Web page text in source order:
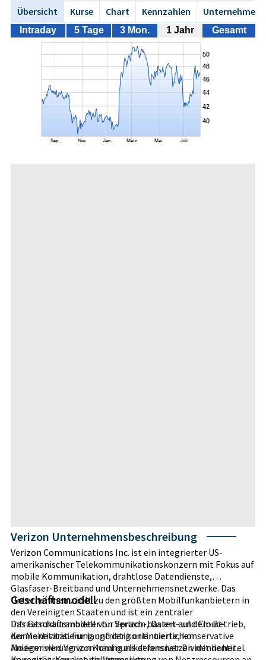
Übersicht Kurse Chart Kennzahlen Unternehmen
Intraday 5 Tage 3 Mon. 1 Jahr Gesamt
Verizon Unternehmensbeschreibung
Verizon Communications Inc. ist ein integrierter US-
amerikanischer Telekommunikationskonzern mit Fokus auf
mobile Kommunikation, drahtlose Datendienste,
Glasfaser-Breitband und Unternehmensnetzwerke. Das
Unternehmen zählt zu den größten Mobilfunkanbietern in
den Vereinigten Staaten und ist ein zentraler
Infrastrukturanbieter für Sprach-, Daten- und Cloud-
Konnektivität. Für langfristig orientierte, konservative
Anleger wird Verizon häufig als defensiver Dividendentitel
Geschäftsmodell
Das Geschäftsmodell von Verizon basiert auf dem Betrieb,
der Monetarisierung und der kontinuierlichen
Modernisierung von Kommunikationsnetzen mit hoher